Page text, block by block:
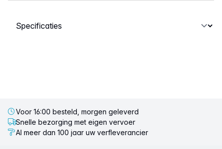
Selecteer een tabblad
Voor 16:00 besteld, morgen geleverd
Snelle bezorging met eigen vervoer
Al meer dan 100 jaar uw verfleverancier